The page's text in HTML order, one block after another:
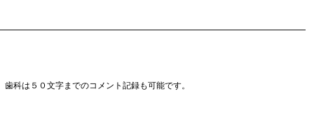
科は５０文字までのコメント記録も可能です。